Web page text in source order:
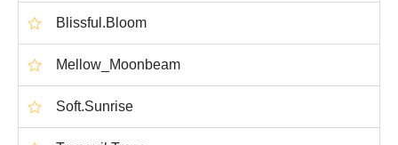
Blissful.Bloom
Mellow_Moonbeam
Soft.Sunrise